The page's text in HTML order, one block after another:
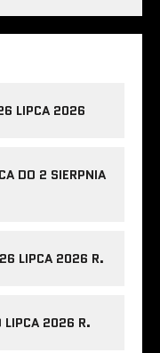
LIPCA 2026
DO 2 SIERPNIA
LIPCA 2026 R.
LIPCA 2026 R.